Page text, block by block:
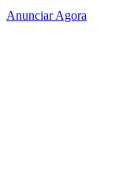
Anunciar Agora